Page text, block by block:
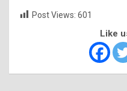
Post Views: 601
Like